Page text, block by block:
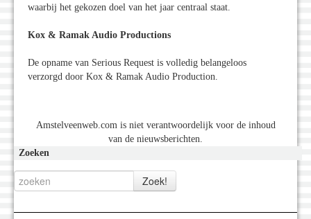
waarbij het gekozen doel van het jaar centraal staat.
Kox & Ramak Audio Productions
De opname van Serious Request is volledig belangeloos
verzorgd door Kox & Ramak Audio Production.
Amstelveenweb.com is niet verantwoordelijk voor de inhoud
van de nieuwsberichten.
Zoeken